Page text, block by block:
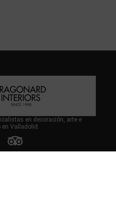
en decoración, arte e
Valladolid.